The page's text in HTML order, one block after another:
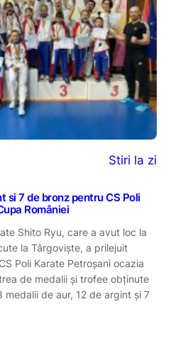
Stiri la zi
si 7 de bronz pentru CS Poli
României
Shito Ryu, care a avut loc la
la Târgoviște, a prilejuit
Poli Karate Petroșani ocazia
de medalii și trofee obținute
medalii de aur, 12 de argint și 7